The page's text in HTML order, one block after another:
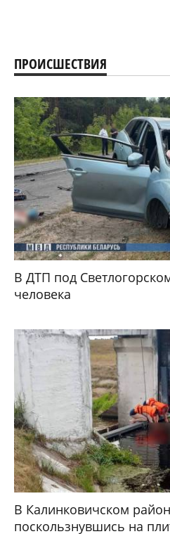
ПРОИСШЕСТВИЯ
В ДТП под
человека
В Калинковичском
поскользнувшись на